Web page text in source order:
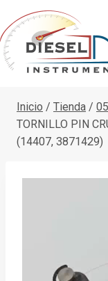
Saltar
al
contenido
Inicio / Tienda /
TORNILLO PIN
(14407, 3871429)